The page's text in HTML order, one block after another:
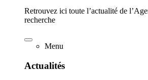
Retrouvez ici toute l’actualité de
recherche
Menu
Actualités